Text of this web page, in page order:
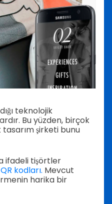
teknolojik
Bu yüzden, birçok
şirketi bunu
ifadeli tişörtler
kodları. Mevcut
harika bir